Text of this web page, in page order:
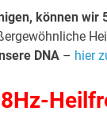
können wir
DNA– hier